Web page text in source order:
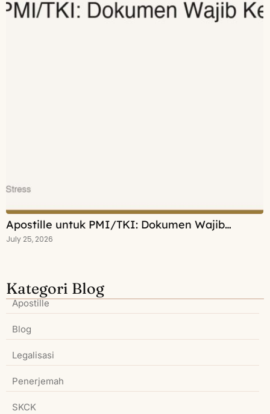
Apostille untuk PMI/TKI: Dokumen Wajib…
July 25, 2026
Kategori Blog
Apostille
Blog
Legalisasi
Penerjemah
SKCK